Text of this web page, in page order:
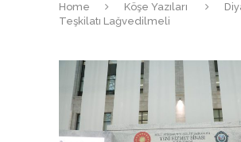
Home Köşe Yazıları
Teşkilatı Lağvedilmeli